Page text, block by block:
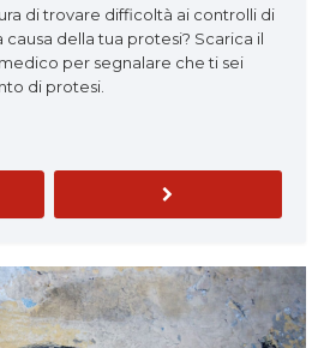
di trovare difficoltà ai controlli di
della tua protesi? Scarica il
per segnalare che ti sei
di protesi.
Next